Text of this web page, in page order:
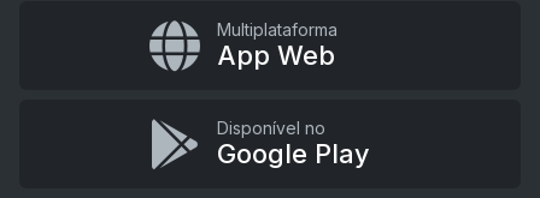
Multiplataforma
App Web
Disponível no
Google Play